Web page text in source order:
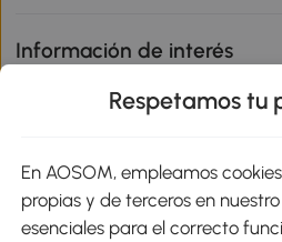
Información de interés
Métodos de Pago
Respetamos tu
En AOSOM, empleamos
propias y de terceros en
esenciales para el correcto